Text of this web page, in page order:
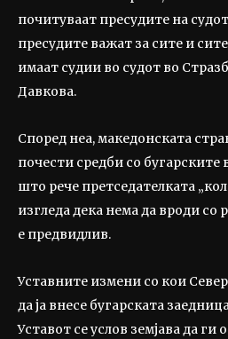
почитуваат пресудите на
пресудите важат за сите и
имаат судии во судот во
Давкова.
Според неа, македонската
почести средби со бугарските
што рече претседателката
изгледа дека нема да вроди со
е предвидлив.
Уставните измени со кои
да ја внесе бугарската
Уставот се услов земјава да ги